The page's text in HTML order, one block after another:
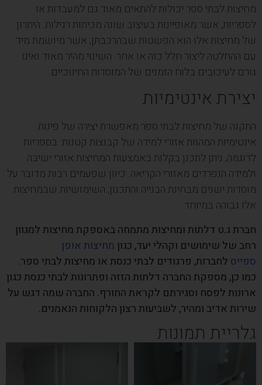
מחיצות לבתי ספר יכולות להתאים מאוד גם למעבדות או
לספריות, אשר מאופיינות בעיצוב שונה מכיתות רגילות. היתרון
של מחיצות אלו הוא הפשטות שבהרכבתן, אשר מיושמת מיד
עם ההחלטה ליצור חלל כזה או אחר. השינוי מהיר מאוד ואינו
גורם לעיכובים בלוח הזמנים של המוסדות החינוכיים.
יצירת אינטימיות
התקנה של מחיצות לבתי ספר מאפשרת יצירה של פינות
אינטימיות המהוות אזורי למידה של קבוצות קטנות. בספריות
לדוגמה, ניתן לתכנן בקלות באמצעות המחיצות אזורי ישיבה
ולמידה הנפרדים מאזורי הקריאה. כיוון שפעמים רבות מדובר על
מוסדות ישנים מבחינת הבנייה והתכנון, השימושיות שבמחיצות
אלו גבוהה במיוחד.
חברתג.ט דלתות ומחיצותמתמחה באספקת מחיצות למגוון
רחב של שימושים וקהלי יעד, כגון מחיצות אופן
ספייס לחברות, פרגודים לבתי כנסת או מחיצות לבתי ספר.
כמו כן, מספקת החברה דלתות הזזה ופתרונות לבתי כנסת כגון
ארונות לפסח וסגירתם לקראת החורף. החברה שמה דגש על
שירות אדיב ומהיר, לשביעות רצון הלקוחות הנאמנים.
גלריית תמונות